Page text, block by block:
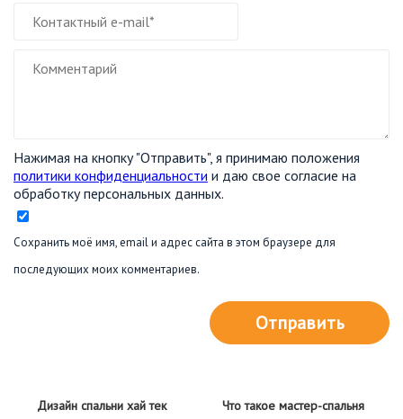
Нажимая на кнопку "Отправить", я принимаю положения
политики конфиденциальности и даю свое согласие на
обработку персональных данных.
Сохранить моё имя, email и адрес сайта в этом браузере для
последующих моих комментариев.
Отправить
Дизайн спальни хай тек Что такое мастер-спальня